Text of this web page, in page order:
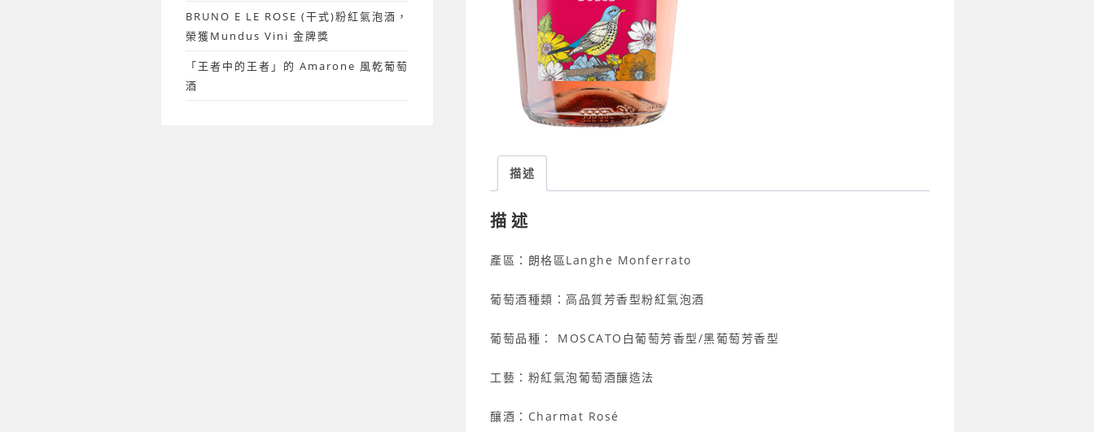
描述
描述
產區：朗格區Langhe Monferrato
葡萄酒種類：高品質芳香型粉紅氣泡酒
葡萄品種： MOSCATO白葡萄芳香型/黑葡萄芳香型
工藝：粉紅氣泡葡萄酒釀造法
釀酒：Charmat Rosé
BRUNO E LE ROSE (干式)粉紅氣泡酒，
榮獲Mundus Vini 金牌獎
「王者中的王者」的 Amarone 風乾葡萄
酒